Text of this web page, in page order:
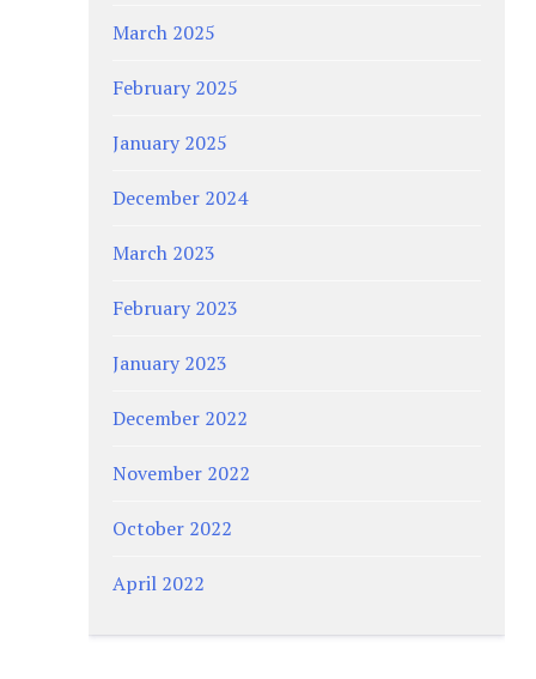
March 2025
February 2025
January 2025
December 2024
March 2023
February 2023
January 2023
December 2022
November 2022
October 2022
April 2022